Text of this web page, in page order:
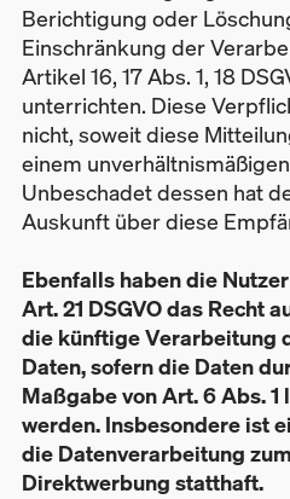
Berichtigung oder
Einschränkung der
Artikel 16, 17 Abs. 1, 18
unterrichten. Diese
nicht, soweit diese
einem
Unbeschadet dessen hat
Auskunft über diese
Ebenfalls haben die
Art. 21 DSGVO das Recht
die künftige Verarbeitung
Daten, sofern die Daten
Maßgabe von Art. 6 Abs.
werden. Insbesondere ist
die Datenverarbeitung
Direktwerbung statthaft.